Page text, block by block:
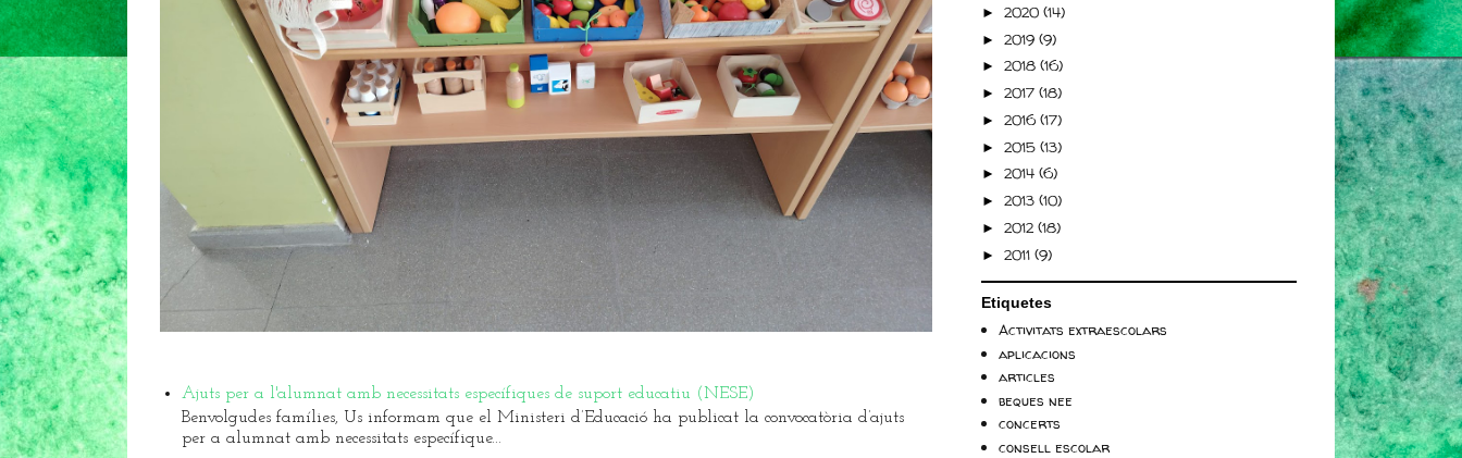
Ajuts per a l'alumnat amb necessitats específiques de suport educatiu (NESE)
Benvolgudes famílies, Us informam que el Ministeri d’Educació ha publicat la convocatòria d’ajuts
per a alumnat amb necessitats específique...
► 2020 (14)
► 2019 (9)
► 2018 (16)
► 2017 (18)
► 2016 (17)
► 2015 (13)
► 2014 (6)
► 2013 (10)
► 2012 (18)
► 2011 (9)
Etiquetes
Activitats extraescolars
aplicacions
articles
beques nee
concerts
consell escolar